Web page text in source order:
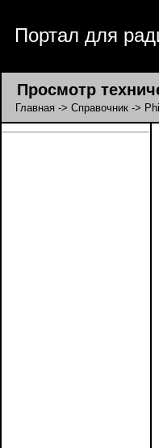
Портал для
Просмотр
Главная -> Справочник ->